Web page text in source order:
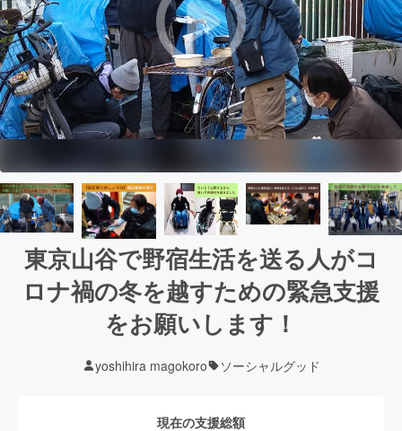
東京山谷で野宿生活を送る人がコ
ロナ禍の冬を越すための緊急支援
をお願いします！
yoshihira magokoro ソーシャルグッド
現在の支援総額